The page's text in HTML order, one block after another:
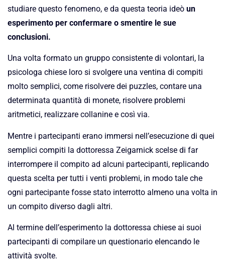
studiare questo fenomeno, e da questa teoria ideò un
esperimento per confermare o smentire le sue
conclusioni.
Una volta formato un gruppo consistente di volontari, la
psicologa chiese loro si svolgere una ventina di compiti
molto semplici, come risolvere dei puzzles, contare una
determinata quantità di monete, risolvere problemi
aritmetici, realizzare collanine e così via.
Mentre i partecipanti erano immersi nell’esecuzione di quei
semplici compiti la dottoressa Zeigarnick scelse di far
interrompere il compito ad alcuni partecipanti, replicando
questa scelta per tutti i venti problemi, in modo tale che
ogni partecipante fosse stato interrotto almeno una volta in
un compito diverso dagli altri.
Al termine dell’esperimento la dottoressa chiese ai suoi
partecipanti di compilare un questionario elencando le
attività svolte.